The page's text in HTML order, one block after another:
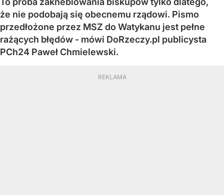
że nie podobają się obecnemu rządowi. Pismo
przedłożone przez MSZ do Watykanu jest pełne
rażących błędów - mówi DoRzeczy.pl publicysta
PCh24 Paweł Chmielewski.